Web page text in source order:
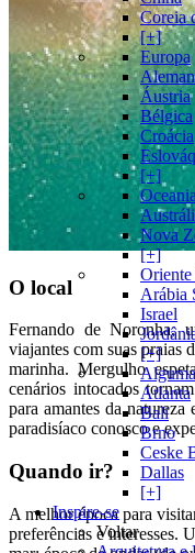
Coreia
[+]
Europa
Áustria
Bélgica
Croácia
[+]
Oceania
Nova
[+]
Arábia
Israel
[+]
Atlanta
Bali
Brno
Ceske
Dallas
[+]
Inspire-se
Voltar
O local
Fernando de Noronha,
viajantes com suas praias
marinha. Mergulho
cenários intocados
para amantes da
paradisíaco conosco e
Quando ir?
A melhor época para
preferências e interesses.